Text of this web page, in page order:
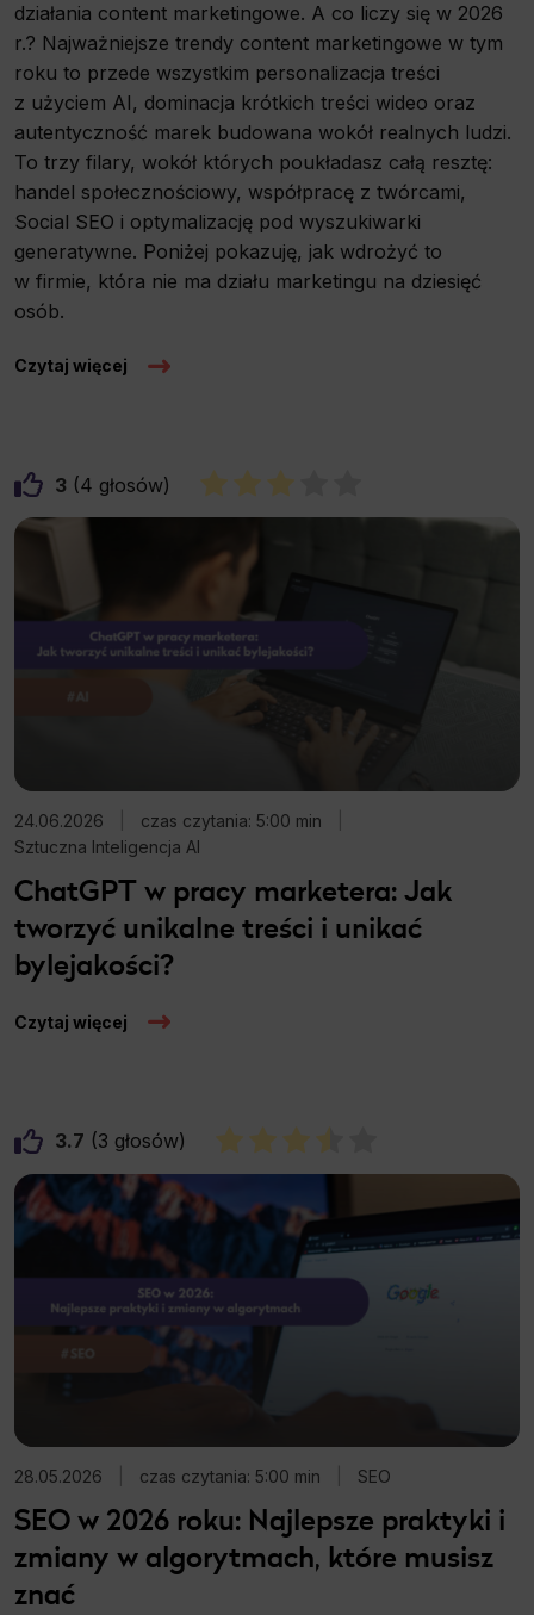
działania content marketingowe. A co liczy się w 2026
r.? Najważniejsze trendy content marketingowe w tym
roku to przede wszystkim personalizacja treści
z użyciem AI, dominacja krótkich treści wideo oraz
autentyczność marek budowana wokół realnych ludzi.
To trzy filary, wokół których poukładasz całą resztę:
handel społecznościowy, współpracę z twórcami,
Social SEO i optymalizację pod wyszukiwarki
generatywne. Poniżej pokazuję, jak wdrożyć to
w firmie, która nie ma działu marketingu na dziesięć
osób.
Czytaj więcej
3 4
24.06.2026 czas czytania: 5:00 min
Sztuczna Inteligencja AI
ChatGPT w pracy marketera: Jak
tworzyć unikalne treści i unikać
bylejakości?
Czytaj więcej
3.7 3
28.05.2026 czas czytania: 5:00 min SEO
SEO w 2026 roku: Najlepsze praktyki i
zmiany w algorytmach, które musisz
znać